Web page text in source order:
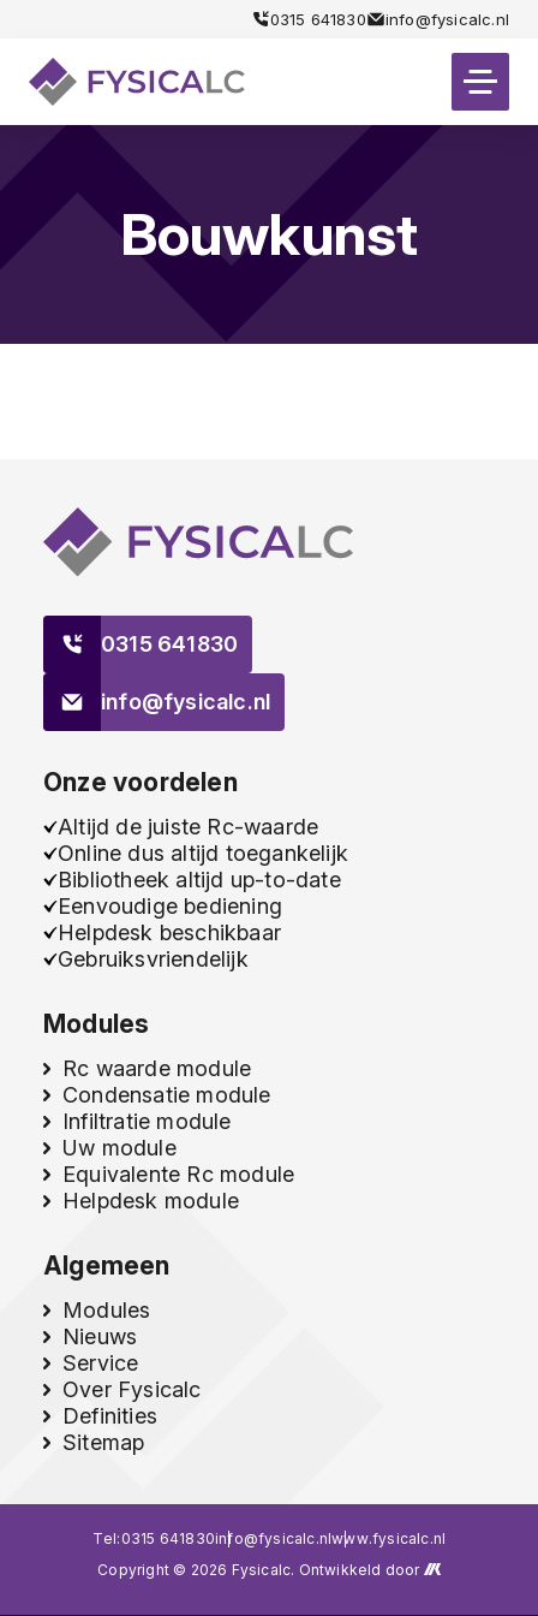
0315 641830 info@fysicalc.nl
Bouwkunst
0315 641830
info@fysicalc.nl
Onze voordelen
Altijd de juiste Rc-waarde
Online dus altijd toegankelijk
Bibliotheek altijd up-to-date
Eenvoudige bediening
Helpdesk beschikbaar
Gebruiksvriendelijk
Modules
Rc waarde module
Condensatie module
Infiltratie module
Uw module
Equivalente Rc module
Helpdesk module
Algemeen
Modules
Nieuws
Service
Over Fysicalc
Definities
Sitemap
Tel: 0315 641830info@fysicalc.nlwww.fysicalc.nl
Copyright © 2026 Fysicalc. Ontwikkeld door